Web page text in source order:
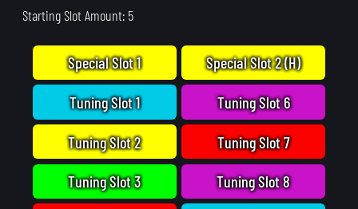
Starting Slot Amount: 5
Special Slot 1
Tuning Slot 1
Tuning Slot 2
Tuning Slot 3
Special Slot 2 (H)
Tuning Slot 6
Tuning Slot 7
Tuning Slot 8